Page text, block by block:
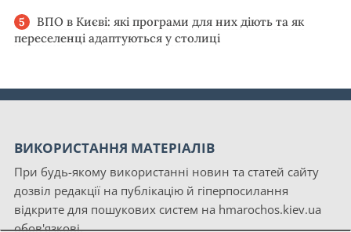
ВПО в Києві: які програми для них діють та як
переселенці адаптуються у столиці
ВИКОРИСТАННЯ МАТЕРІАЛІВ
При будь-якому використанні новин та статей сайту
дозвіл редакції на публікацію й гіперпосилання
відкрите для пошукових систем на hmarochos.kiev.ua